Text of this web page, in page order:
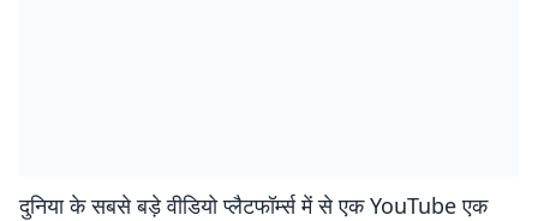
दुनिया के सबसे बड़े वीडियो प्लैटफॉर्म्स में से एक YouTube एक